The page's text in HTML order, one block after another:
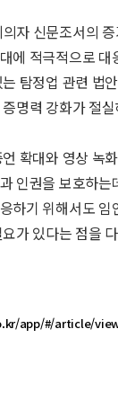
자 신문조서의
에 적극적으로 대
탐정업 관련 법
명력 강화가 절
확대와 영상 녹
인권을 보호하는
하기 위해서도 임
가 있다는 점을
app/#/article/